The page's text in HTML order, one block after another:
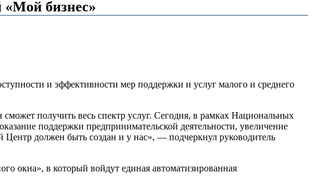
«Мой бизнес»
и эффективности мер поддержки и услуг малого и среднего
получить весь спектр услуг. Сегодня, в рамках Национальных
поддержки предпринимательской деятельности, увеличение
Центр должен быть создан и у нас», — подчеркнул руководитель
окна», в который войдут единая автоматизированная